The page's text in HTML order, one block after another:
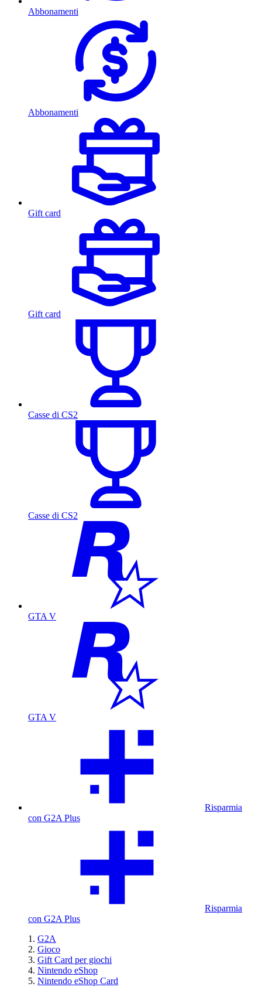
Abbonamenti
Abbonamenti
Gift card
Gift card
Casse di CS2
Casse di CS2
GTA V
GTA V
Risparmia
con G2A Plus
Risparmia
con G2A Plus
G2A
Gioco
Gift Card per giochi
Nintendo eShop
Nintendo eShop Card